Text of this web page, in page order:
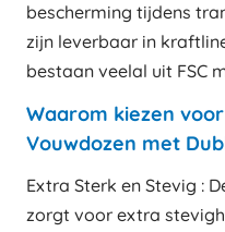
bescherming tijdens
zijn leverbaar in
bestaan veelal uit FSC
Waarom kiezen
Vouwdozen met
Extra Sterk en Stevig :
zorgt voor extra